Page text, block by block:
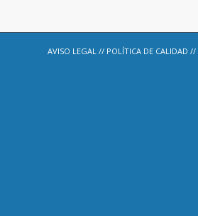
AVISO LEGAL // POLÍTICA DE CALIDAD //